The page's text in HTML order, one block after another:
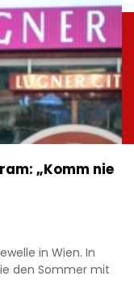
„Komm nie
in Wien. In
den Sommer mit